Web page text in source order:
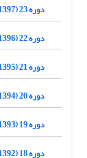
دوره 23 (1397)
دوره 22 (1396)
دوره 21 (1395)
دوره 20 (1394)
دوره 19 (1393)
دوره 18 (1392)